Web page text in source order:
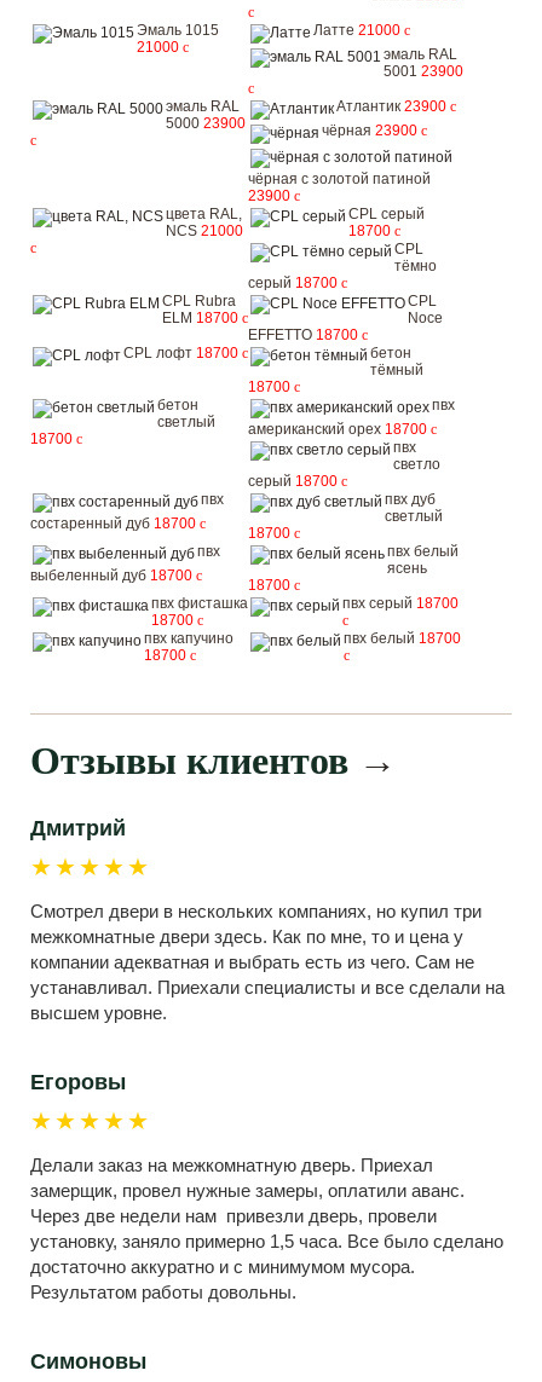
c
Эмаль 1015
21000 c
Латте 21000 c
эмаль RAL
5001 23900
c
эмаль RAL
5000 23900
c
Атлантик 23900 c
чёрная 23900 c
чёрная с золотой патиной
23900 c
цвета RAL,
NCS 21000
c
CPL серый
18700 c
CPL
тёмно
серый 18700 c
CPL Rubra
ELM 18700 c
CPL
Noce
EFFETTO 18700 c
CPL лофт 18700 c
бетон
тёмный
18700 c
бетон
светлый
18700 c
пвх
американский орех 18700 c
пвх
светло
серый 18700 c
пвх
состаренный дуб 18700 c
пвх дуб
светлый
18700 c
пвх
выбеленный дуб 18700 c
пвх белый
ясень
18700 c
пвх фисташка
18700 c
пвх серый 18700
c
пвх капучино
18700 c
пвх белый 18700
c
Отзывы клиентов →
Дмитрий
★★★★★
Смотрел двери в нескольких компаниях, но купил три
межкомнатные двери здесь. Как по мне, то и цена у
компании адекватная и выбрать есть из чего. Сам не
устанавливал. Приехали специалисты и все сделали на
высшем уровне.
Егоровы
★★★★★
Делали заказ на межкомнатную дверь. Приехал
замерщик, провел нужные замеры, оплатили аванс.
Через две недели нам привезли дверь, провели
установку, заняло примерно 1,5 часа. Все было сделано
достаточно аккуратно и с минимумом мусора.
Результатом работы довольны.
Симоновы